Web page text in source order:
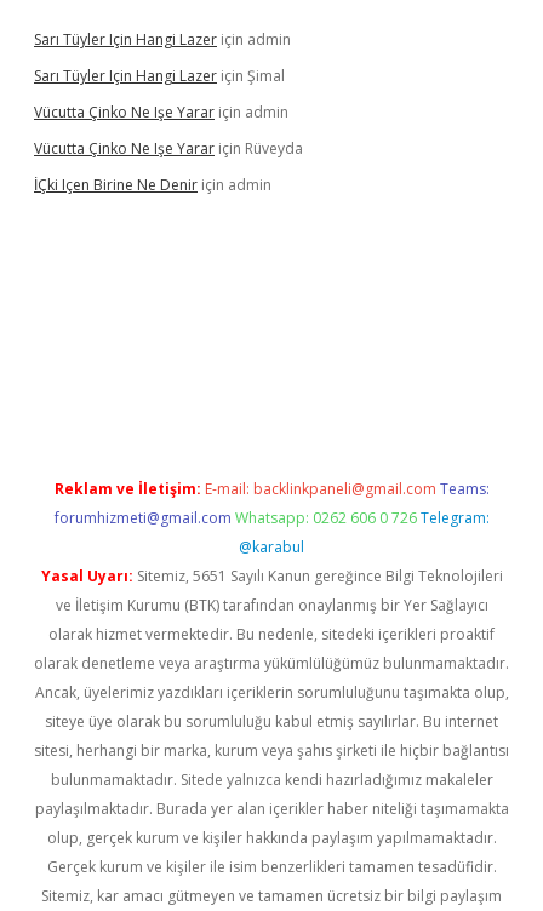
Sarı Tüyler Için Hangi Lazer için admin
Sarı Tüyler Için Hangi Lazer için Şimal
Vücutta Çinko Ne Işe Yarar için admin
Vücutta Çinko Ne Işe Yarar için Rüveyda
İÇki Içen Birine Ne Denir için admin
Reklam ve İletişim: E-mail: backlinkpaneli@gmail.com Teams:
forumhizmeti@gmail.com Whatsapp: 0262 606 0 726 Telegram:
@karabul
Yasal Uyarı: Sitemiz, 5651 Sayılı Kanun gereğince Bilgi Teknolojileri
ve İletişim Kurumu (BTK) tarafından onaylanmış bir Yer Sağlayıcı
olarak hizmet vermektedir. Bu nedenle, sitedeki içerikleri proaktif
olarak denetleme veya araştırma yükümlülüğümüz bulunmamaktadır.
Ancak, üyelerimiz yazdıkları içeriklerin sorumluluğunu taşımakta olup,
siteye üye olarak bu sorumluluğu kabul etmiş sayılırlar. Bu internet
sitesi, herhangi bir marka, kurum veya şahıs şirketi ile hiçbir bağlantısı
bulunmamaktadır. Sitede yalnızca kendi hazırladığımız makaleler
paylaşılmaktadır. Burada yer alan içerikler haber niteliği taşımamakta
olup, gerçek kurum ve kişiler hakkında paylaşım yapılmamaktadır.
Gerçek kurum ve kişiler ile isim benzerlikleri tamamen tesadüfidir.
Sitemiz, kar amacı gütmeyen ve tamamen ücretsiz bir bilgi paylaşım